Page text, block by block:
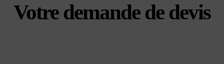
Votre demande de devis